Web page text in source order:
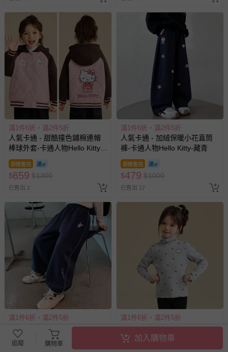
滿1件6折，滿2件5折
人氣卡通 - 甜酷撞色鋪棉連帽
棒球外套-卡通人物Hello Kitty-
粉色
即將售完
$659 $1300
已售出 2
滿1件6折，滿2件5折
人氣卡通 - 加絨保暖小花直筒
褲-卡通人物Hello Kitty-藏青
即將售完
$479 $1000
已售出 17
滿1件6折，滿2件5折
人氣卡通 - 加絨保暖休閒束口
長褲-卡通人物酷洛米-藏青
滿1件6折，滿2件5折
人氣卡通 - 加絨半高領木耳邊
長袖上衣-卡通人物Hello Kitty-
灰色
追蹤 購物車
加入購物車